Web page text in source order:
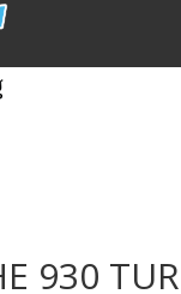
930